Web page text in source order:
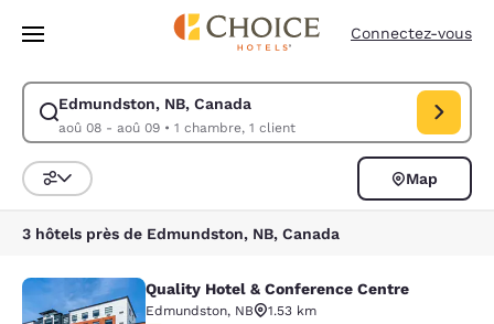
Passer à Contenu Principal
Connectez-vous
Edmundston, NB, Canada
aoû 08 - aoû 09• 1 chambre, 1 client
Modifiez la recherche pour Edmundston, NB, Canada. Date d’arrivée
Trier et filtrer
Map
3 hôtels près de Edmundston, NB, Canada
Quality Hotel & Conference Centre
Quality Hotel & Conference Centre
Edmundston, NB
1.53 km